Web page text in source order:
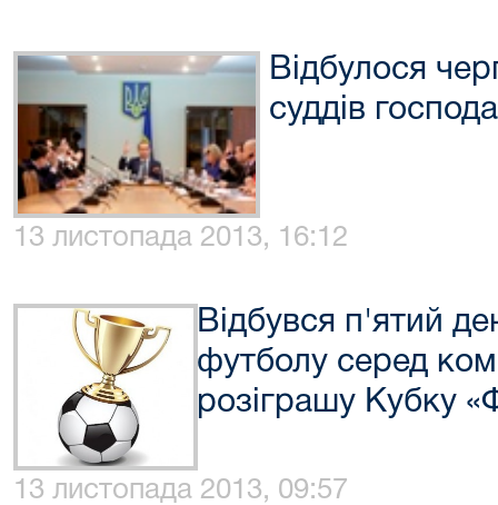
Відбулося
суддів
13 листопада 2013, 16:12
Відбувся п'ятий
футболу серед
розіграшу Кубку
13 листопада 2013, 09:57